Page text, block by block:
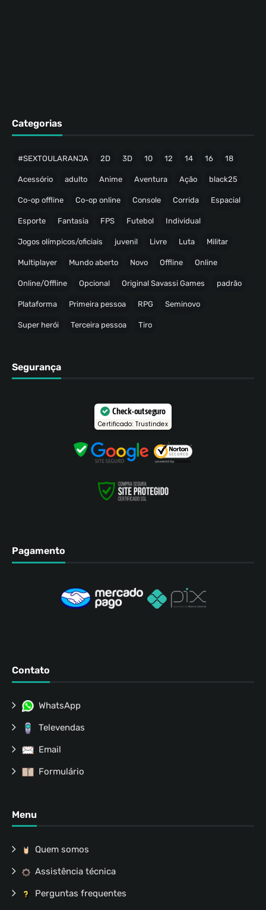
Categorias
#SEXTOULARANJA 2D 3D 10 12 14 16 18
Acessório adulto Anime Aventura Ação black25
Co-op offline Co-op online Console Corrida Espacial
Esporte Fantasia FPS Futebol Individual
Jogos olímpicos/oficiais juvenil Livre Luta Militar
Multiplayer Mundo aberto Novo Offline Online
Online/Offline Opcional Original Savassi Games padrão
Plataforma Primeira pessoa RPG Seminovo
Super herói Terceira pessoa Tiro
Segurança
Check-out seguro
Certificado: Trustindex
Pagamento
Contato
WhatsApp
Televendas
Email
Formulário
Menu
Quem somos
Assistência técnica
Perguntas frequentes